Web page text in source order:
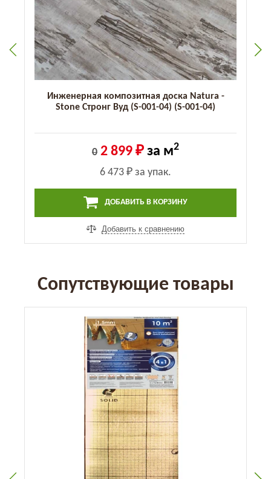
Инженерная композитная доска Natura -
Stone Стронг Вуд (S-001-04) (S-001-04)
0 2 899 ₽ за м2
6 473 ₽ за упак.
ДОБАВИТЬ В КОРЗИНУ
Добавить к сравнению
Сопутствующие товары